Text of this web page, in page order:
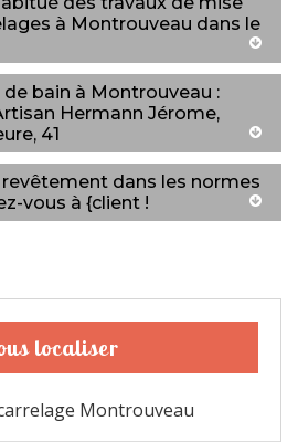
à Montrouveau dans le
bain à Montrouveau :
Hermann Jérome,
41
dans les normes
vous à {client !
localiser
Montrouveau